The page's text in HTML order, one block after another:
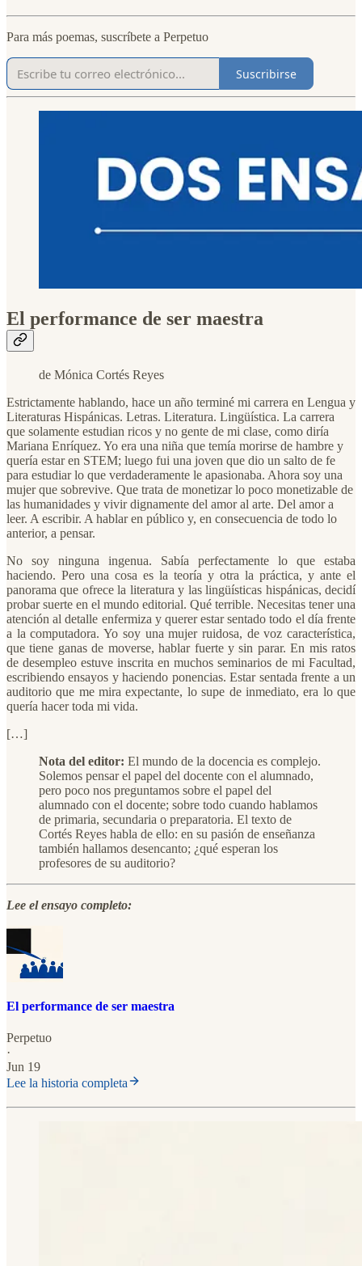
Para más poemas, suscríbete a Perpetuo
Suscribirse
El performance de ser maestra
de Mónica Cortés Reyes
Estrictamente hablando, hace un año terminé mi carrera en Lengua y
Literaturas Hispánicas. Letras. Literatura. Lingüística. La carrera
que solamente estudian ricos y no gente de mi clase, como diría
Mariana Enríquez. Yo era una niña que temía morirse de hambre y
quería estar en STEM; luego fui una joven que dio un salto de fe
para estudiar lo que verdaderamente le apasionaba. Ahora soy una
mujer que sobrevive. Que trata de monetizar lo poco monetizable de
las humanidades y vivir dignamente del amor al arte. Del amor a
leer. A escribir. A hablar en público y, en consecuencia de todo lo
anterior, a pensar.
No soy ninguna ingenua. Sabía perfectamente lo que estaba
haciendo. Pero una cosa es la teoría y otra la práctica, y ante el
panorama que ofrece la literatura y las lingüísticas hispánicas, decidí
probar suerte en el mundo editorial. Qué terrible. Necesitas tener una
atención al detalle enfermiza y querer estar sentado todo el día frente
a la computadora. Yo soy una mujer ruidosa, de voz característica,
que tiene ganas de moverse, hablar fuerte y sin parar. En mis ratos
de desempleo estuve inscrita en muchos seminarios de mi Facultad,
escribiendo ensayos y haciendo ponencias. Estar sentada frente a un
auditorio que me mira expectante, lo supe de inmediato, era lo que
quería hacer toda mi vida.
[…]
Nota del editor: El mundo de la docencia es complejo.
Solemos pensar el papel del docente con el alumnado,
pero poco nos preguntamos sobre el papel del
alumnado con el docente; sobre todo cuando hablamos
de primaria, secundaria o preparatoria. El texto de
Cortés Reyes habla de ello: en su pasión de enseñanza
también hallamos desencanto; ¿qué esperan los
profesores de su auditorio?
Lee el ensayo completo:
El performance de ser maestra
Perpetuo
·
Jun 19
Lee la historia completa